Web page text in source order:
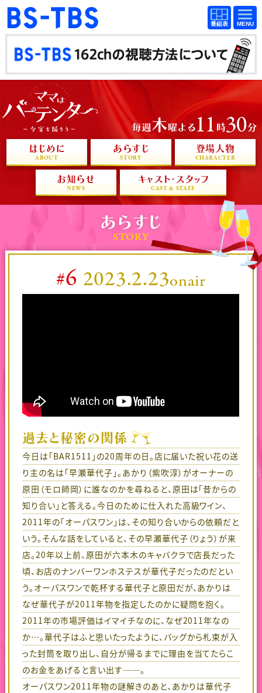
BS-TBS
番組
表
BS-TBS
番組
表
ドラマ 映画
紀行 報道
教養
音楽 エンタメ
アニメ ファンクラブ
検索
4K放送
イベント ショッピング
ご意見・ご感想 会社情報
はじめに
ABOUT
あらすじ
STORY
登場人物
CHARACTER
お知らせ
NEWS
キャスト・スタッフ
CAST & STAFF
あらすじ
STORY
#6 2023.2.23onair
過去と秘密の関係
今日は「BAR1511」の20周年の日。店に届いた祝い花の送
り主の名は「早瀬華代子」。あかり（紫吹淳）がオーナーの
原田（モロ師岡）に誰なのかを尋ねると、原田は「昔からの
知り合い」と答える。今日のために仕入れた高級ワイン、
2011年の「オーパスワン」は、その知り合いからの依頼だと
いう。そんな話をしていると、その早瀬華代子（りょう）が来
店。20年以上前、原田が六本木のキャバクラで店長だった
頃、お店のナンバーワンホステスが華代子だったのだとい
う。オーパスワンで乾杯する華代子と原田だが、あかりは
なぜ華代子が2011年物を指定したのかに疑問を抱く。
2011年の市場評価はイマイチなのに、なぜ2011年なの
か…。華代子はふと思いたったように、バッグから札束が入
った封筒を取り出し、自分が帰るまでに理由を当てたらこ
のお金をあげると言い出す──。
オーパスワン2011年物の謎解きのあと、あかりは華代子